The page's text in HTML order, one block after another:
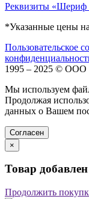
Реквизиты «Шериф
*Указанные цены
Пользовательское
1995 – 2025 ©
Мы используем
Продолжая
данных о Вашем
Cогласен
×
Товар
Продолжить